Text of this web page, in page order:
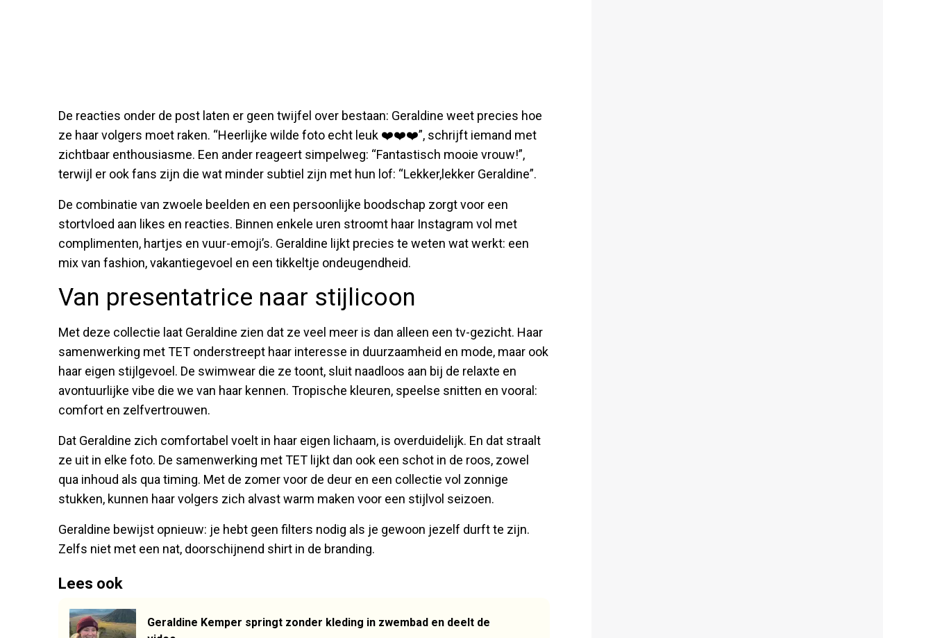
De reacties onder de post laten er geen twijfel over bestaan: Geraldine weet precies hoe
ze haar volgers moet raken. “Heerlijke wilde foto echt leuk ❤️❤️❤️”, schrijft iemand met
zichtbaar enthousiasme. Een ander reageert simpelweg: “Fantastisch mooie vrouw!”,
terwijl er ook fans zijn die wat minder subtiel zijn met hun lof: “Lekker,lekker Geraldine”.
De combinatie van zwoele beelden en een persoonlijke boodschap zorgt voor een
stortvloed aan likes en reacties. Binnen enkele uren stroomt haar Instagram vol met
complimenten, hartjes en vuur-emoji’s. Geraldine lijkt precies te weten wat werkt: een
mix van fashion, vakantiegevoel en een tikkeltje ondeugendheid.
Van presentatrice naar stijlicoon
Met deze collectie laat Geraldine zien dat ze veel meer is dan alleen een tv-gezicht. Haar
samenwerking met TET onderstreept haar interesse in duurzaamheid en mode, maar ook
haar eigen stijlgevoel. De swimwear die ze toont, sluit naadloos aan bij de relaxte en
avontuurlijke vibe die we van haar kennen. Tropische kleuren, speelse snitten en vooral:
comfort en zelfvertrouwen.
Dat Geraldine zich comfortabel voelt in haar eigen lichaam, is overduidelijk. En dat straalt
ze uit in elke foto. De samenwerking met TET lijkt dan ook een schot in de roos, zowel
qua inhoud als qua timing. Met de zomer voor de deur en een collectie vol zonnige
stukken, kunnen haar volgers zich alvast warm maken voor een stijlvol seizoen.
Geraldine bewijst opnieuw: je hebt geen filters nodig als je gewoon jezelf durft te zijn.
Zelfs niet met een nat, doorschijnend shirt in de branding.
Lees ook
Geraldine Kemper springt zonder kleding in zwembad en deelt de